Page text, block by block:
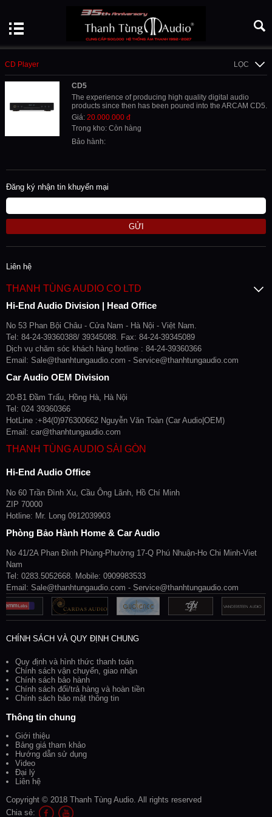
CD Player LỌC
CD5
The experience of producing high quality digital audio
products since then has been poured into the ARCAM CD5.
Giá: 20.000.000 đ
Trong kho: Còn hàng
Bảo hành:
Đăng ký nhận tin khuyến mại
GỬI
Liên hệ
THANH TÙNG AUDIO CO LTD
Hi-End Audio Division | Head Office
No 53 Phan Bội Châu - Cửa Nam - Hà Nội - Việt Nam.
Tel: 84-24-39360388/ 39345088. Fax: 84-24-39345089
Dịch vụ chăm sóc khách hàng hotline : 84-24-39360366
Email: Sale@thanhtungaudio.com - Service@thanhtungaudio.com
Car Audio OEM Division
20-B1 Đầm Trấu, Hồng Hà, Hà Nội
Tel: 024 39360366
HotLine :+84(0)976300662 Nguyễn Văn Toàn (Car Audio|OEM)
Email: car@thanhtungaudio.com
THANH TÙNG AUDIO SÀI GÒN
Hi-End Audio Office
No 60 Trần Đình Xu, Cầu Ông Lãnh, Hồ Chí Minh
ZIP 70000
Hotline: Mr. Long 0912039903
Phòng Bảo Hành Home & Car Audio
No 41/2A Phan Đình Phùng-Phường 17-Q Phú Nhuận-Ho Chi Minh-Viet
Nam
Tel: 0283.5052668. Mobile: 0909983533
Email: Sale@thanhtungaudio.com - Service@thanhtungaudio.com
CHÍNH SÁCH VÀ QUY ĐỊNH CHUNG
Quy định và hình thức thanh toán
Chính sách vận chuyển, giao nhận
Chính sách bảo hành
Chính sách đổi/trả hàng và hoàn tiền
Chính sách bảo mật thông tin
Thông tin chung
Giới thiệu
Bảng giá tham khảo
Hướng dẫn sử dụng
Video
Đại lý
Liên hệ
Copyright © 2018 Thanh Tùng Audio. All rights reserved
Chia sẻ: